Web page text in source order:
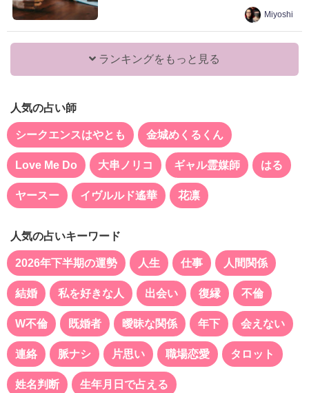
Miyoshi
ランキングをもっと見る
人気の占い師
シークエンスはやとも 金城めくるくん
Love Me Do 大串ノリコ ギャル霊媒師 はる
ヤースー イヴルルド遙華 花凛
人気の占いキーワード
2026年下半期の運勢 人生 仕事 人間関係
結婚 私を好きな人 出会い 復縁 不倫
W不倫 既婚者 曖昧な関係 年下 会えない
連絡 脈ナシ 片思い 職場恋愛 タロット
姓名判断 生年月日で占える